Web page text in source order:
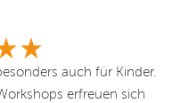
auch für Kinder.
erfreuen sich